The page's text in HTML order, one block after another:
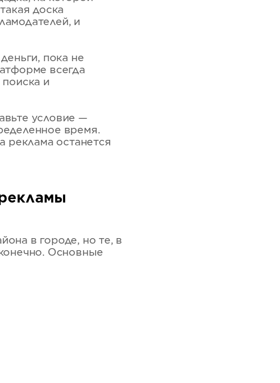
доска
и
пока не
всегда
и
условие —
время.
реклама останется
в городе, но те, в
Основные